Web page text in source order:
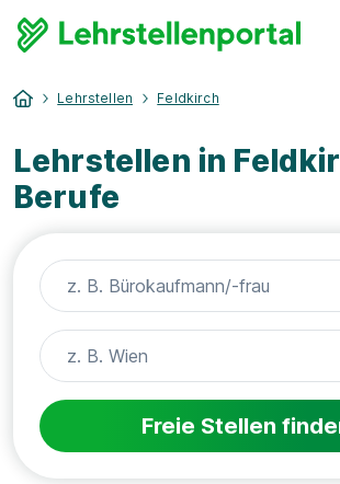
Lehrstellen Feldkirch
Lehrstellen in
Berufe
Freie Stellen